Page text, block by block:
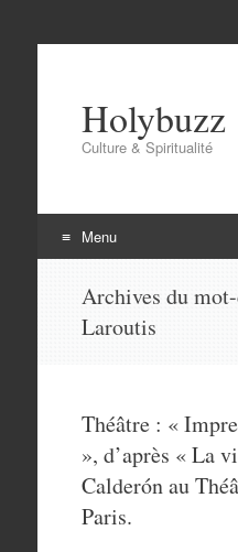
Holybuzz
Culture & Spiritualité
Menu
contenu
Archives du
Laroutis
Théâtre : «
», d’après « La
Calderón au
Paris.